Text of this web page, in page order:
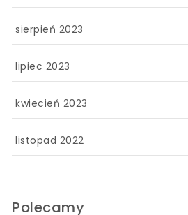
sierpień 2023
lipiec 2023
kwiecień 2023
listopad 2022
Polecamy